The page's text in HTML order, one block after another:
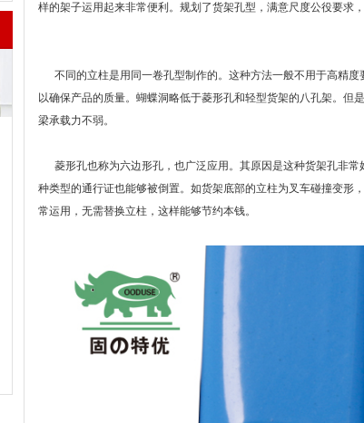
样的架子运用起来非常便利。规划了货架孔型，满意尺度公役要求，
不同的立柱是用同一卷孔型制作的。这种方法一般不用于高精度
以确保产品的质量。蝴蝶洞略低于菱形孔和轻型货架的八孔架。
梁承载力不弱。
菱形孔也称为六边形孔，也广泛应用。其原因是这种货架孔非常
种类型的通行证也能够被倒置。如货架底部的立柱为叉车碰撞变形
常运用，无需替换立柱，这样能够节约本钱。